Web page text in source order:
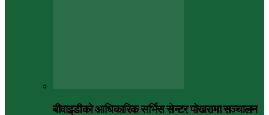
बीवाइडीको आधिकारिक सर्भिस सेन्टर पोखरामा सञ्चालन